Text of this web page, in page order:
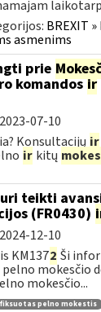
BREXIT
asmenims
prie
komandosir
2023-07-10
Konsultacijų ir
ir kitų
teikti
(FR0430)
2024-12-10
KM1372 Ši
mokesčio
mokesčio...
fiksuotas pelno mokestis